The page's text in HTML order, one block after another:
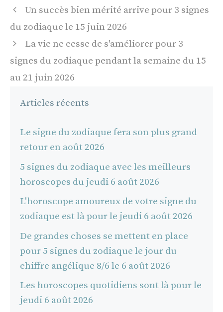
Navigation
des
Un succès bien mérité arrive pour 3 signes
du zodiaque le 15 juin 2026
La vie ne cesse de s'améliorer pour 3
signes du zodiaque pendant la semaine du 15
au 21 juin 2026
Articles récents
Le signe du zodiaque fera son plus grand
retour en août 2026
5 signes du zodiaque avec les meilleurs
horoscopes du jeudi 6 août 2026
L'horoscope amoureux de votre signe du
zodiaque est là pour le jeudi 6 août 2026
De grandes choses se mettent en place
pour 5 signes du zodiaque le jour du
chiffre angélique 8/6 le 6 août 2026
Les horoscopes quotidiens sont là pour le
jeudi 6 août 2026